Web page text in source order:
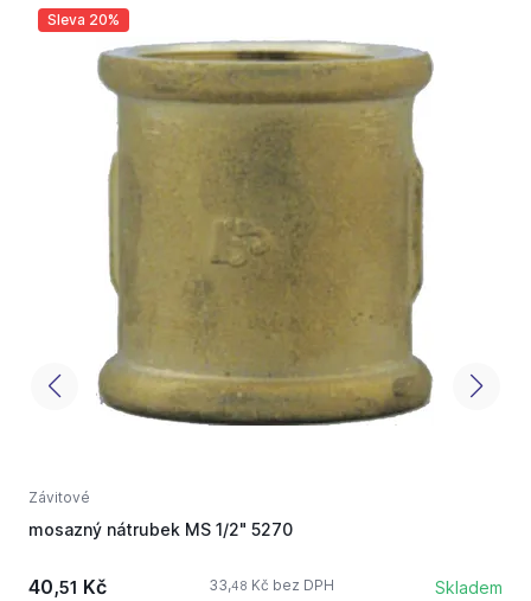
Sleva 20%
Závitové
mosazný nátrubek MS 1/2" 5270
40,51 Kč 33,48 Kč bez DPH Skladem